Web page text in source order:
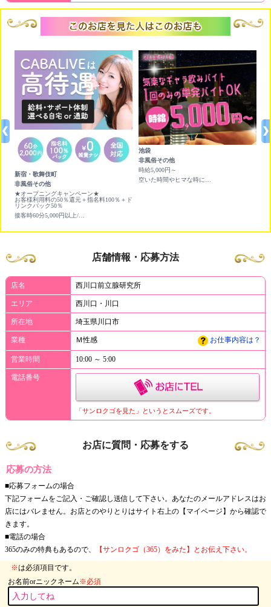
新宿・歌舞伎町
非風俗その他
★オープニングキャンペーン★
お客様利用料の50％還元＋指名料100％＋ド
リンクバック50％
池袋
非風俗その他
時給5,000円～
店舗情報・応募方法
店名 西川口前立腺研究所
エリア 西川口・川口
所在地 埼玉県川口市
業種 Ｍ性感 お仕事内容は？
営業時間 10:00 ～ 5:00
電話番号
「サンロクゴを見た」というとスムーズです。
お店に質問・応募をする
応募の方法
■応募フォームの場合
下記フォームをご記入・ご確認し送信して下さい。あなたのメールアドレスはお
店にはバレません。お店とのやりとりはサイト右上の【マイページ】から確認で
きます。
■電話の場合
365のみの特典もあるので、
【サンロクゴ（365）をみた】とお伝え下さい。
※は必須項目です。
お名前orニックネーム※必須